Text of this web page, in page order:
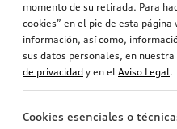
momento de su retirada. Para
cookies” en el pie de esta
información, así como,
sus datos personales, en nuestra
de privacidad y en el Aviso Legal.
Cookies esenciales o